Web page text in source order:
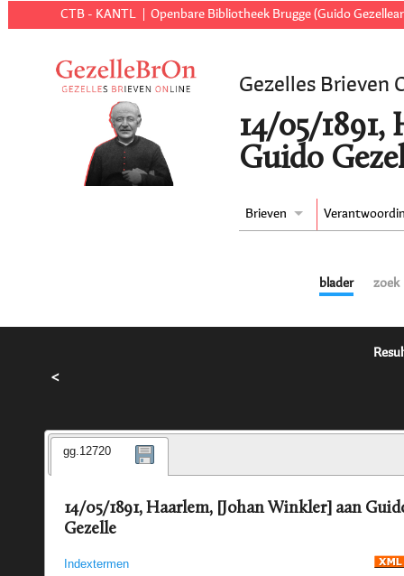
CTB - KANTL Openbare Bibliotheek Brugge (Guido
Gezelles Brieven
14/05/
Guido
Brieven
blader zoek
<
gg.12720
14/05/1891, Haarlem, [Johan Winkler] aan
Gezelle
Indextermen